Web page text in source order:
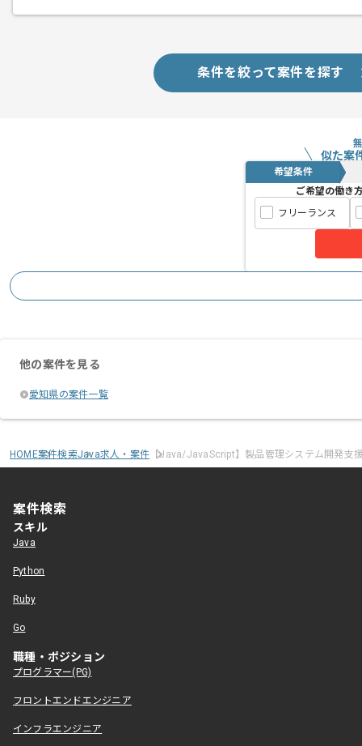
条件を絞って案件を探す
似た案
希望条件
ご希望の働き
フリーランス
他の案件を見る
愛知県の案件一覧
HOME案件検索Java求人・案件 【Java/JavaScript】製品管理システム開発支
案件検索
スキル
Java
Python
Ruby
Go
職種・ポジション
プログラマー(PG)
フロントエンドエンジニア
インフラエンジニア